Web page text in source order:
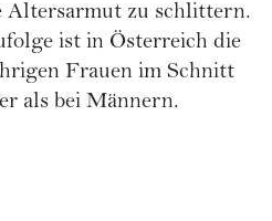
Altersarmut zu schlittern.
ist in Österreich die
Frauen im Schnitt
als bei Männern.